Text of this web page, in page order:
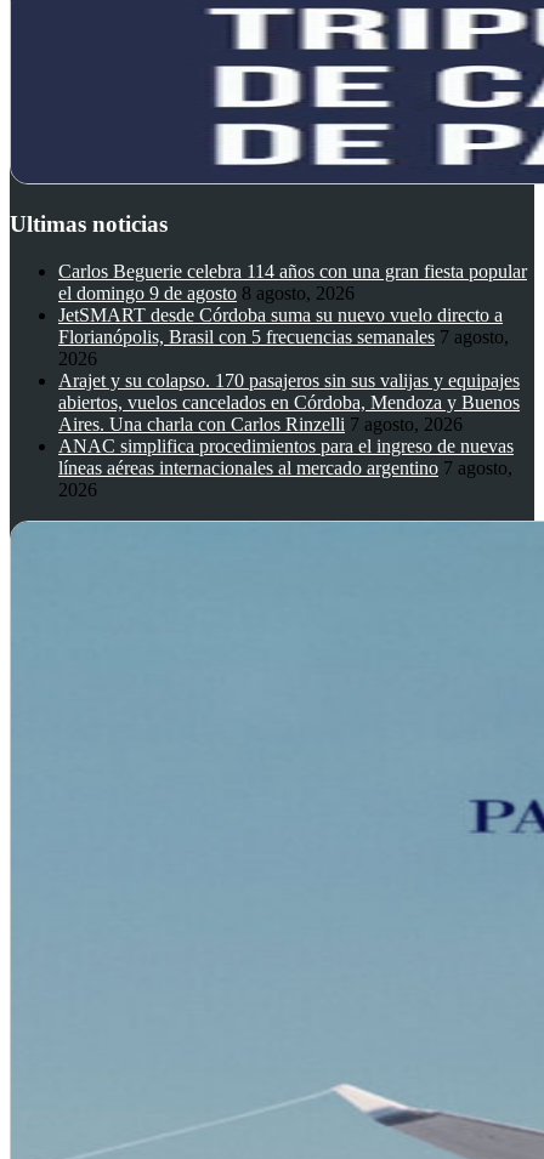
Ultimas noticias
Carlos Beguerie celebra 114 años con una gran fiesta popular
el domingo 9 de agosto 8 agosto, 2026
JetSMART desde Córdoba suma su nuevo vuelo directo a
Florianópolis, Brasil con 5 frecuencias semanales 7 agosto,
2026
Arajet y su colapso. 170 pasajeros sin sus valijas y equipajes
abiertos, vuelos cancelados en Córdoba, Mendoza y Buenos
Aires. Una charla con Carlos Rinzelli 7 agosto, 2026
ANAC simplifica procedimientos para el ingreso de nuevas
líneas aéreas internacionales al mercado argentino 7 agosto,
2026